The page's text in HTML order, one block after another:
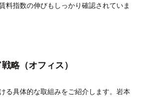
料指数の伸びもしっかり確認されていま
略（オフィス）
る具体的な取組みをご紹介します。岩本